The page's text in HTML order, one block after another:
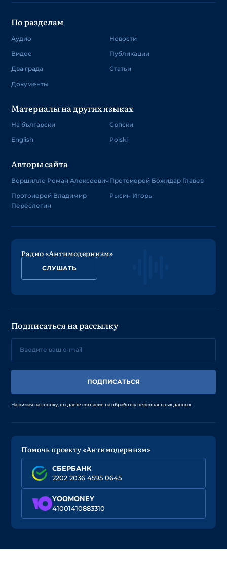
По разделам
Аудио
Видео
Два града
Документы
Новости
Публикации
Статьи
Материалы на других языках
На български
English
Српски
Polski
Авторы сайта
Вершилло Роман Алексеевич
Протоиерей Владимир
Переслегин
Протоиерей Божидар Главев
Рысин Игорь
Радио «Антимодернизм»
СЛУШАТЬ
Подписаться на рассылку
ПОДПИСАТЬСЯ
Нажимая на кнопку, вы даете согласие на обработку персональных данных
Помочь проекту «Антимодернизм»
СБЕРБАНК
2202 2036 4595 0645
YOOMONEY
41001410883310